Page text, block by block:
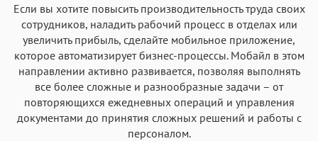
Если вы хотите повысить производительность труда своих
сотрудников, наладить рабочий процесс в отделах или
увеличить прибыль, сделайте мобильное приложение,
которое автоматизирует бизнес-процессы. Мобайл в этом
направлении активно развивается, позволяя выполнять
все более сложные и разнообразные задачи – от
повторяющихся ежедневных операций и управления
документами до принятия сложных решений и работы с
персоналом.